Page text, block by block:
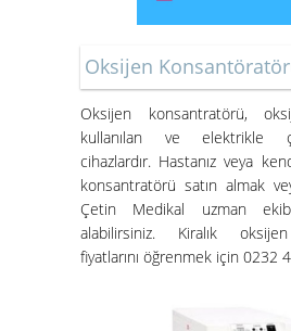
Oksijen
Oksijen konsantratörü,
kullanılan ve elektrikle
cihazlardır. Hastanız veya
konsantratörü satın almak
Çetin Medikal uzman
alabilirsiniz. Kiralık
fiyatlarını öğrenmek için 0232